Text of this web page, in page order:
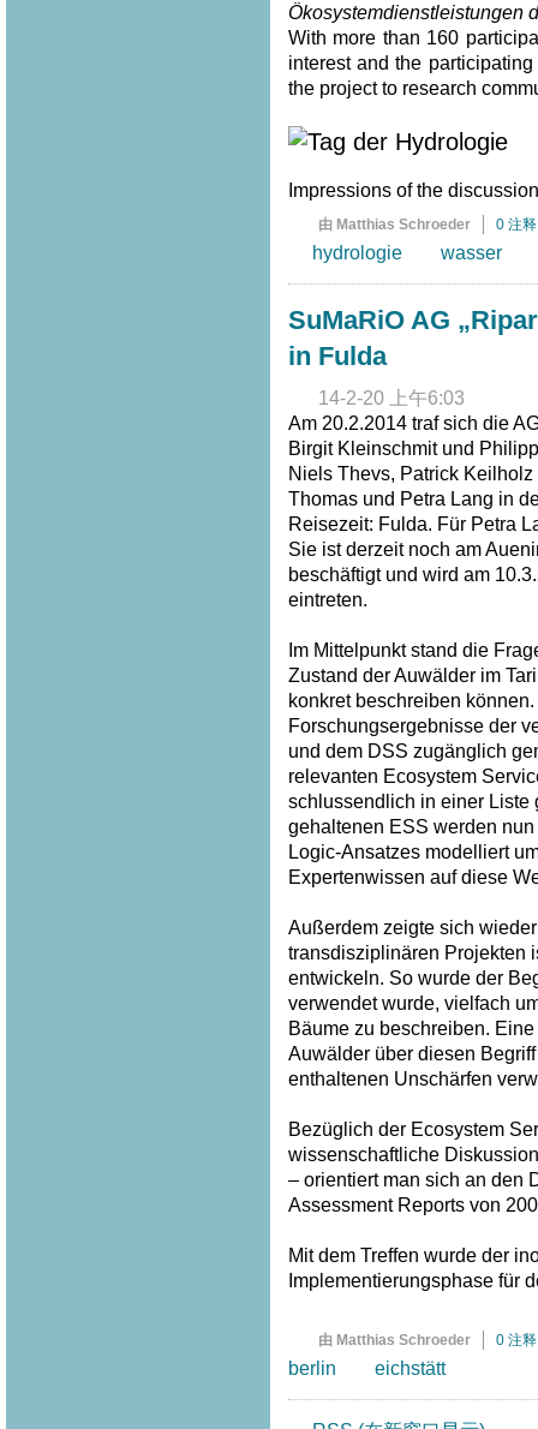
Ökosystemdienstleistungen
With more than 160
interest and the
the project to research
Impressions of the
由 Matthias Schroeder 0 注释
hydrologie wasser
SuMaRiO AG
in Fulda
14-2-20 上午6:03
Am 20.2.2014 traf sich die
Birgit Kleinschmit und
Niels Thevs, Patrick
Thomas und Petra Lang in
Reisezeit: Fulda. Für Petra
Sie ist derzeit noch am
beschäftigt und wird am
eintreten.
Im Mittelpunkt stand die
Zustand der Auwälder im
konkret beschreiben
Forschungsergebnisse der
und dem DSS zugänglich
relevanten Ecosystem
schlussendlich in einer Liste
gehaltenen ESS werden
Logic-Ansatzes modelliert
Expertenwissen auf diese
Außerdem zeigte sich
transdisziplinären Projekten
entwickeln. So wurde der
verwendet wurde, vielfach
Bäume zu beschreiben.
Auwälder über diesen
enthaltenen Unschärfen
Bezüglich der Ecosystem
wissenschaftliche
– orientiert man sich an den
Assessment Reports von
Mit dem Treffen wurde der
Implementierungsphase für
由 Matthias Schroeder 0 注释
berlin eichstätt